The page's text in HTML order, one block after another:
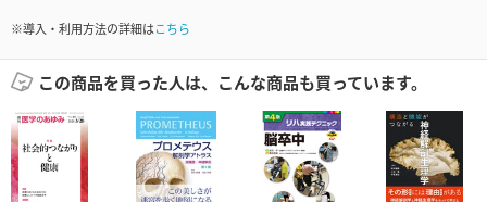
※導入・利用方法の詳細はこちら
この商品を買った人は、こんな商品も買っています。